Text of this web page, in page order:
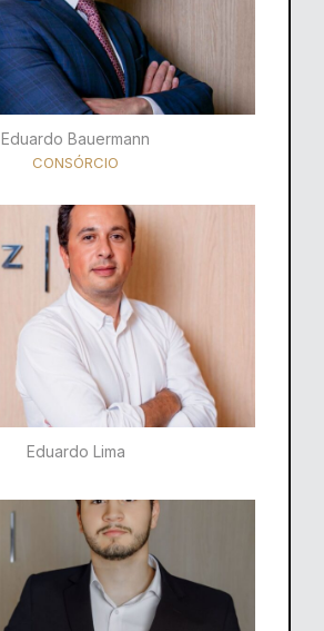
Eduardo Bauermann
CONSÓRCIO
Eduardo Lima